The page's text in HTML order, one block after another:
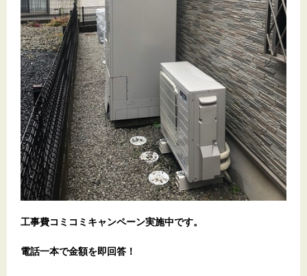
工事費コミコミキャンペーン実施中です。
電話一本で金額を即回答！